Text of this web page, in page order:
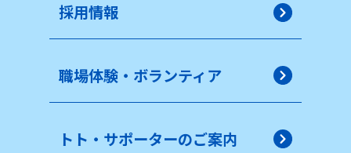
採用情報
職場体験・ボランティア
トト・サポーターのご案内